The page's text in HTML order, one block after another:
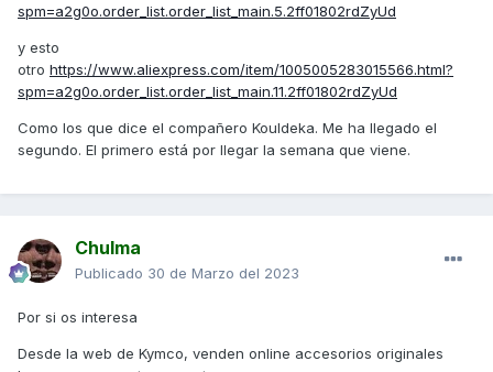
spm=a2g0o.order_list.order_list_main.5.2ff01802rdZyUd
y esto
otro https://www.aliexpress.com/item/1005005283015566.html?
spm=a2g0o.order_list.order_list_main.11.2ff01802rdZyUd
Como los que dice el compañero Kouldeka. Me ha llegado el
segundo. El primero está por llegar la semana que viene.
Chulma
Publicado 30 de Marzo del 2023
Por si os interesa
Desde la web de Kymco, venden online accesorios originales